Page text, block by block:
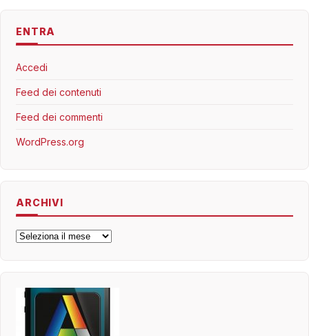
ENTRA
Accedi
Feed dei contenuti
Feed dei commenti
WordPress.org
ARCHIVI
Archivi